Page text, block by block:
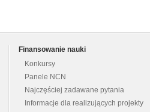
Finansowanie nauki
Konkursy
Panele NCN
Najczęściej zadawane pytania
Informacje dla realizujących projekty